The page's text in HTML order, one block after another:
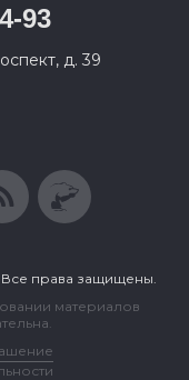
93
д. 39
Все права защищены.
материалов